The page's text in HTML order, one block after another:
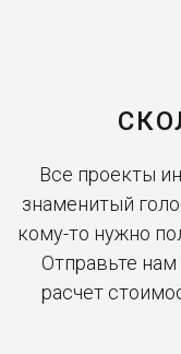
Все проекты
знаменитый
кому-то нужно
Отправьте
расчет